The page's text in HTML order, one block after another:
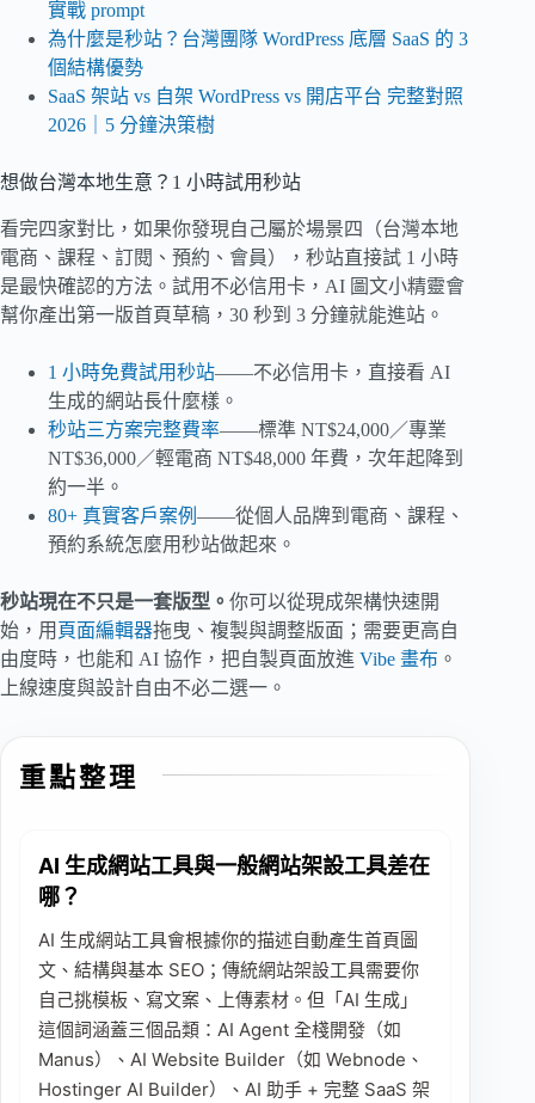
實戰 prompt
為什麼是秒站？台灣團隊 WordPress 底層 SaaS 的 3
個結構優勢
SaaS 架站 vs 自架 WordPress vs 開店平台 完整對照
2026｜5 分鐘決策樹
想做台灣本地生意？1 小時試用秒站
看完四家對比，如果你發現自己屬於場景四（台灣本地
電商、課程、訂閱、預約、會員），秒站直接試 1 小時
是最快確認的方法。試用不必信用卡，AI 圖文小精靈會
幫你產出第一版首頁草稿，30 秒到 3 分鐘就能進站。
1 小時免費試用秒站——不必信用卡，直接看 AI
生成的網站長什麼樣。
秒站三方案完整費率——標準 NT$24,000／專業
NT$36,000／輕電商 NT$48,000 年費，次年起降到
約一半。
80+ 真實客戶案例 ——從個人品牌到電商、課程、
預約系統怎麼用秒站做起來。
秒站現在不只是一套版型。 你可以從現成架構快速開
始，用 頁面編輯器拖曳、複製與調整版面；需要更高自
由度時，也能和 AI 協作，把自製頁面放進 Vibe 畫布 。
上線速度與設計自由不必二選一。
重點整理
AI 生成網站工具與一般網站架設工具差在
哪？
AI 生成網站工具會根據你的描述自動產生首頁圖
文、結構與基本 SEO；傳統網站架設工具需要你
自己挑模板、寫文案、上傳素材。但「AI 生成」
這個詞涵蓋三個品類：AI Agent 全棧開發（如
Manus）、AI Website Builder（如 Webnode、
Hostinger AI Builder）、AI 助手 + 完整 SaaS 架